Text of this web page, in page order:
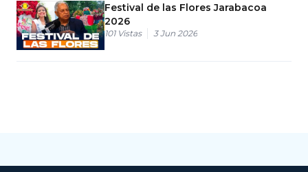
Festival de las Flores Jarabacoa
2026
101 Vistas 3 Jun 2026